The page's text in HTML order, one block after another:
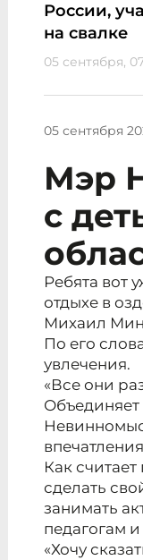
России,
на свалке
05 сентября,
05 сентября
Мэр
с
Ребята вот
отдыхе в
Михаил
По его
увлечения.
«Все они
Как
сделать
занимать
педагогам
«Хочу